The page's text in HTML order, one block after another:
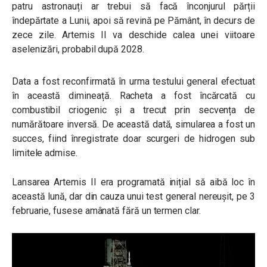
patru astronauți ar trebui să facă înconjurul părții
îndepărtate a Lunii, apoi să revină pe Pământ, în decurs de
zece zile. Artemis II va deschide calea unei viitoare
aselenizări, probabil după 2028.
Data a fost reconfirmată în urma testului general efectuat
în această dimineață. Racheta a fost încărcată cu
combustibil criogenic și a trecut prin secvența de
numărătoare inversă. De această dată, simularea a fost un
succes, fiind înregistrate doar scurgeri de hidrogen sub
limitele admise.
Lansarea Artemis II era programată inițial să aibă loc în
această lună, dar din cauza unui test general nereușit, pe 3
februarie, fusese amânată fără un termen clar.